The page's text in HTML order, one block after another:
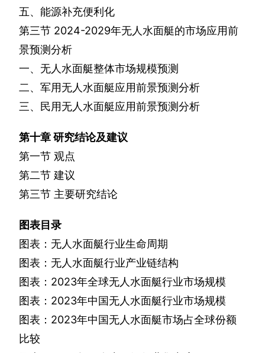
五、能源补充便利化
第三节 2024-2029年无人水面艇的市场应用前
景预测分析
一、无人水面艇整体市场规模预测
二、军用无人水面艇应用前景预测分析
三、民用无人水面艇应用前景预测分析
第十章研究结论及建议
第一节 观点
第二节 建议
第三节 主要研究结论
图表目录
图表：无人水面艇行业生命周期
图表：无人水面艇行业产业链结构
图表： 2023年全球无人水面艇行业市场规模
图表： 2023年中国无人水面艇行业市场规模
图表： 2023年中国无人水面艇市场占全球份额
比较